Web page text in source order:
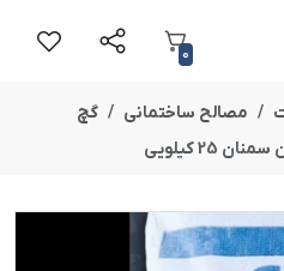
0
مصالح ساختمانی
گچ
25 کیلویی